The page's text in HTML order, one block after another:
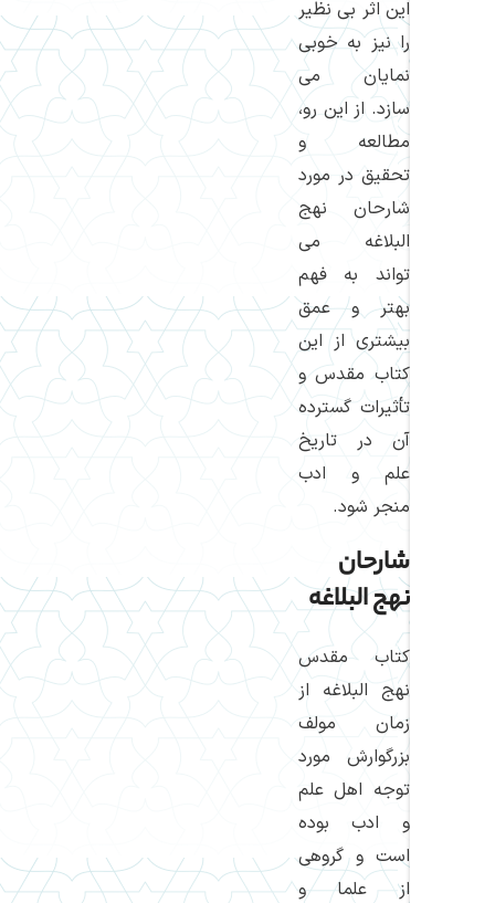
این اثر بی نظیر
را نیز به خوبی
نمایان می
سازد. از این رو،
مطالعه و
تحقیق در مورد
شارحان نهج
البلاغه می
تواند به فهم
بهتر و عمق
بیشتری از این
کتاب مقدس و
تأثیرات گسترده
آن در تاریخ
علم و ادب
منجر شود.
شارحان
نهج البلاغه
كتاب مقدس
نهج البلاغه از
زمان مولف
بزرگوارش مورد
توجه اهل علم
و ادب بوده
است و گروهی
از علما و